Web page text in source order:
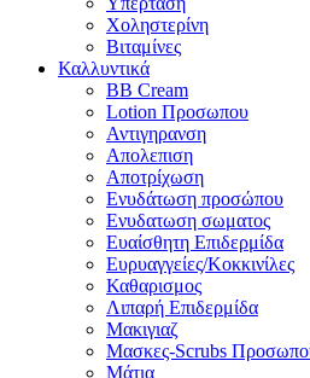
Χοληστερίνη
Βιταμίνες
Καλλυντικά
BB Cream
Lotion Προσωπου
Αντιγηρανση
Απολεπιση
Αποτρίχωση
Ενυδάτωση προσώπου
Ενυδατωση σωματος
Ευαίσθητη Επιδερμίδα
Ευρυαγγείες/Κοκκινίλες
Καθαρισμος
Λιπαρή Επιδερμίδα
Μακιγιαζ
Μασκες-Scrubs
Μάτια